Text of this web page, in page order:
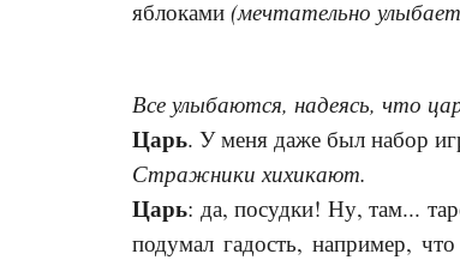
яблоками (мечтательно
Все улыбаются, надеясь, что
Царь. У меня даже был набор
Стражники хихикают.
Царь: да, посудки! Ну, там...
подумал гадость, например,